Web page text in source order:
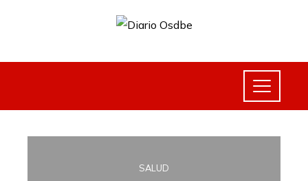
SALUD